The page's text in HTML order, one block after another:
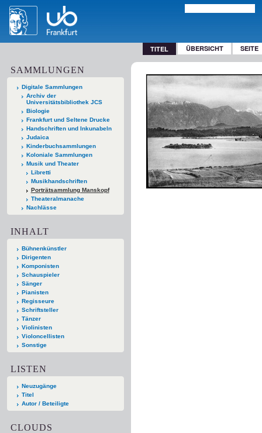
TITEL ÜBERSICHT SEITE
SAMMLUNGEN
Digitale Sammlungen
Archiv der
Universitätsbibliothek JCS
Biologie
Frankfurt und Seltene Drucke
Handschriften und Inkunabeln
Judaica
Kinderbuchsammlungen
Koloniale Sammlungen
Musik und Theater
Libretti
Musikhandschriften
Porträtsammlung Manskopf
Theateralmanache
Nachlässe
INHALT
Bühnenkünstler
Dirigenten
Komponisten
Schauspieler
Sänger
Pianisten
Regisseure
Schriftsteller
Tänzer
Violinisten
Violoncellisten
Sonstige
LISTEN
Neuzugänge
Titel
Autor / Beteiligte
CLOUDS